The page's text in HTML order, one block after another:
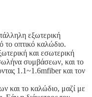
εξωτερική
το οπτικό καλώδιο.
και εσωτερική
συμβάσεων, και το
1.1~1.6mfiber και τον
και το καλώδιο, μαζί με